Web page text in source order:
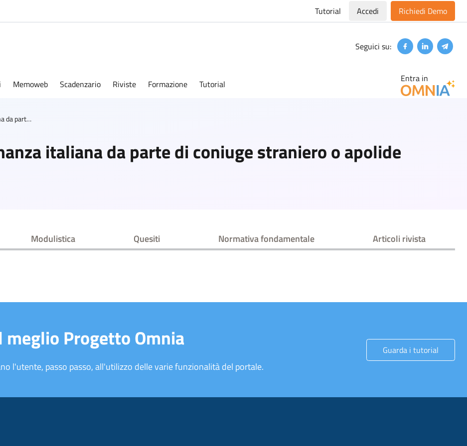
Tutorial Accedi Richiedi Demo
Seguici su: FacebookLinkedin
Memoweb Scadenzario Riviste Formazione Tutorial Entra in
Acquisto della cittadinanza italiana da parte di coniuge straniero o apolide
italiana da parte di coniuge straniero o apolide
Modulistica Quesiti Normativa fondamentale Articoli rivista
Progetto Omnia
l'utente, passo passo, all'utilizzo delle varie funzionalità del portale.
Guarda i tutorial